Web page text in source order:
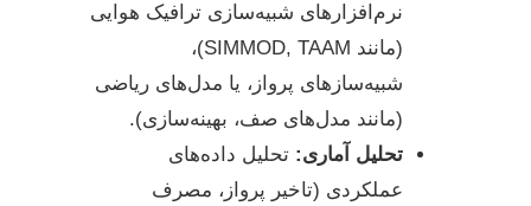
نرم‌افزارهای شبیه‌سازی ترافیک هوایی
(مانند SIMMOD, TAAM)،
شبیه‌سازهای پرواز، یا مدل‌های ریاضی
(مانند مدل‌های صف، بهینه‌سازی).
تحلیل آماری: تحلیل داده‌های
عملکردی (تاخیر پرواز، مصرف